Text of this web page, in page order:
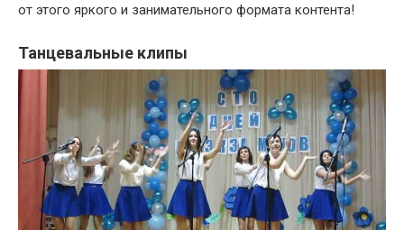
от этого яркого и занимательного формата контента!
Танцевальные клипы